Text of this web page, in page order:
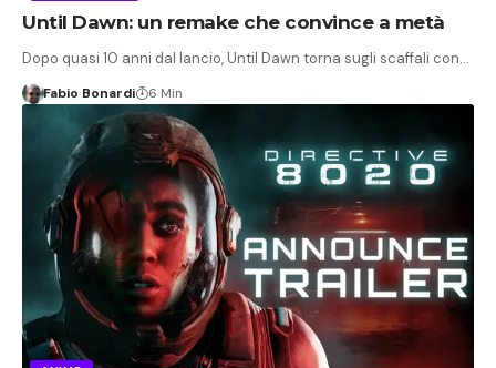
Until Dawn: un remake che convince a metà
Dopo quasi 10 anni dal lancio, Until Dawn torna sugli scaffali con…
Fabio Bonardi 6 Min